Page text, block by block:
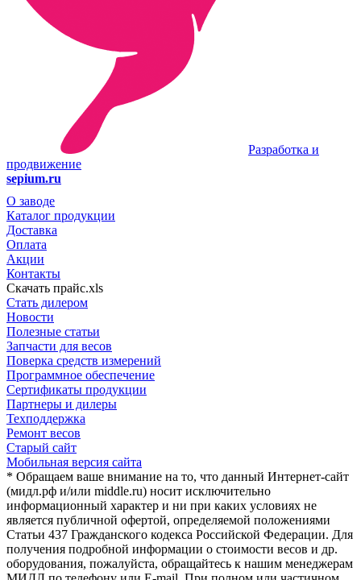
Разработка и
продвижение
sepium.ru
О заводе
Каталог продукции
Доставка
Оплата
Акции
Контакты
Скачать прайс.xls
Стать дилером
Новости
Полезные статьи
Запчасти для весов
Поверка средств измерений
Программное обеспечение
Сертификаты продукции
Партнеры и дилеры
Техподдержка
Ремонт весов
Старый сайт
Мобильная версия сайта
* Обращаем ваше внимание на то, что данный Интернет-сайт
(мидл.рф и/или middle.ru) носит исключительно
информационный характер и ни при каких условиях не
является публичной офертой, определяемой положениями
Статьи 437 Гражданского кодекса Российской Федерации. Для
получения подробной информации о стоимости весов и др.
оборудования, пожалуйста, обращайтесь к нашим менеджерам